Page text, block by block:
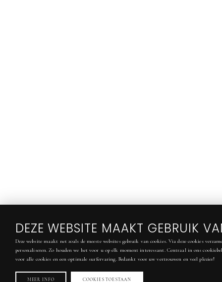
DEZE WEBSITE MAAKT GEBRUIK
Deze website maakt net zoals de meeste websites gebruik van cookies. Via deze cookies
personaliseren. Zo houden we het voor u op elk moment interessant. Centraal in ons
voor alle cookies en een optimale surfervaring. Bedankt voor uw vertrouwen en veel plezier!
MEER INFO COOKIES TOESTAAN